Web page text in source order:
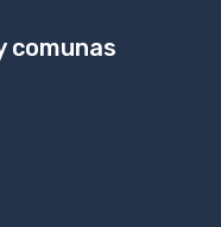
comunas